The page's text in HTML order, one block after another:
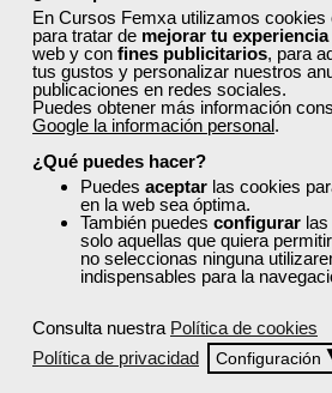
En Cursos Femxa utilizamos cookies
para tratar de mejorar tu experiencia
web y con fines publicitarios, para
tus gustos y personalizar nuestros
publicaciones en redes sociales.
Puedes obtener más información
Google la información personal.
¿Qué puedes hacer?
Puedes aceptar las cookies
en la web sea óptima.
También puedes configurar
solo aquellas que quiera
no seleccionas ninguna
indispensables para la
Consulta nuestra Política de cookies
Política de privacidad
Configuración
Para trabajadores y
autónomos de Madrid.
Para todos los
Cursos Femxa
Marketing básico
sociales
Curso Gratuito
25 horas